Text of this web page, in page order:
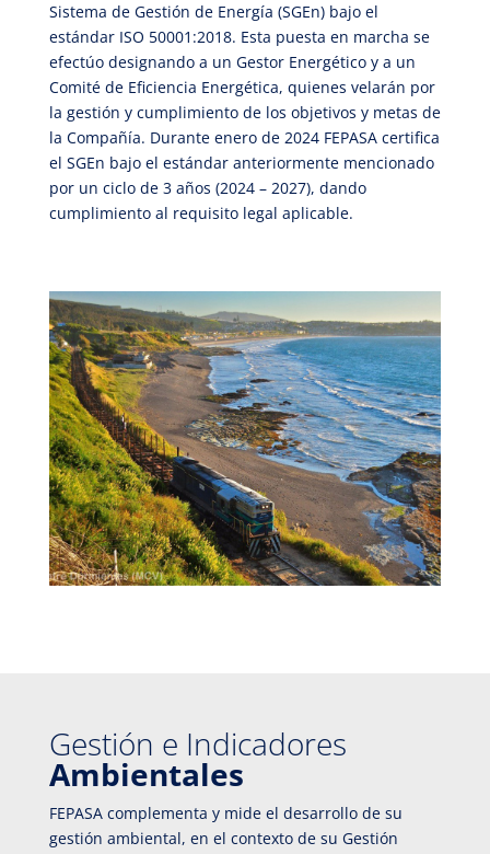
Sistema de Gestión de Energía (SGEn) bajo el
estándar ISO 50001:2018. Esta puesta en marcha se
efectúo designando a un Gestor Energético y a un
Comité de Eficiencia Energética, quienes velarán por
la gestión y cumplimiento de los objetivos y metas de
la Compañía. Durante enero de 2024 FEPASA certifica
el SGEn bajo el estándar anteriormente mencionado
por un ciclo de 3 años (2024 – 2027), dando
cumplimiento al requisito legal aplicable.
Gestión e Indicadores
Ambientales
FEPASA complementa y mide el desarrollo de su
gestión ambiental, en el contexto de su Gestión